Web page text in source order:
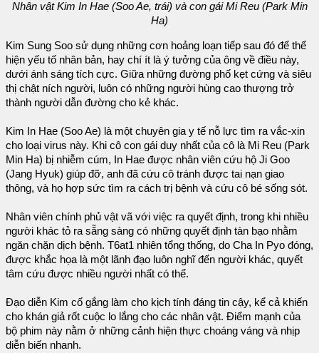
Nhân vật Kim In Hae (Soo Ae, trái) và con gái Mi Reu (Park Min
Ha)
Kim Sung Soo sử dụng những cơn hoảng loạn tiếp sau đó để thể
hiện yếu tố nhân bản, hay chí ít là ý tưởng của ông về điều này,
dưới ánh sáng tích cực. Giữa những đường phố kẹt cứng và siêu
thị chật ních người, luôn có những người hùng cao thượng trở
thành người dẫn đường cho kẻ khác.
Kim In Hae (Soo Ae) là một chuyên gia y tế nỗ lực tìm ra vắc-xin
cho loại virus này. Khi cô con gái duy nhất của cô là Mi Reu (Park
Min Ha) bị nhiễm cúm, In Hae được nhân viên cứu hộ Ji Goo
(Jang Hyuk) giúp đỡ, anh đã cứu cô tránh được tai nạn giao
thông, và họ hợp sức tìm ra cách trị bệnh và cứu cô bé sống sót.
Nhân viên chính phủ vật vã với việc ra quyết định, trong khi nhiều
người khác tỏ ra sẵng sàng có những quyết định tàn bạo nhằm
ngăn chặn dịch bệnh. T6at1 nhiên tổng thống, do Cha In Pyo đóng,
được khắc họa là một lãnh đạo luôn nghĩ đến người khác, quyết
tâm cứu được nhiều người nhất có thể.
Đạo diễn Kim cố gắng làm cho kịch tính đáng tin cậy, kể cả khiến
cho khán giả rốt cuộc lo lắng cho các nhân vật. Điểm mạnh của
bộ phim này nằm ở những cảnh hiện thực choáng váng và nhịp
diễn biến nhanh.